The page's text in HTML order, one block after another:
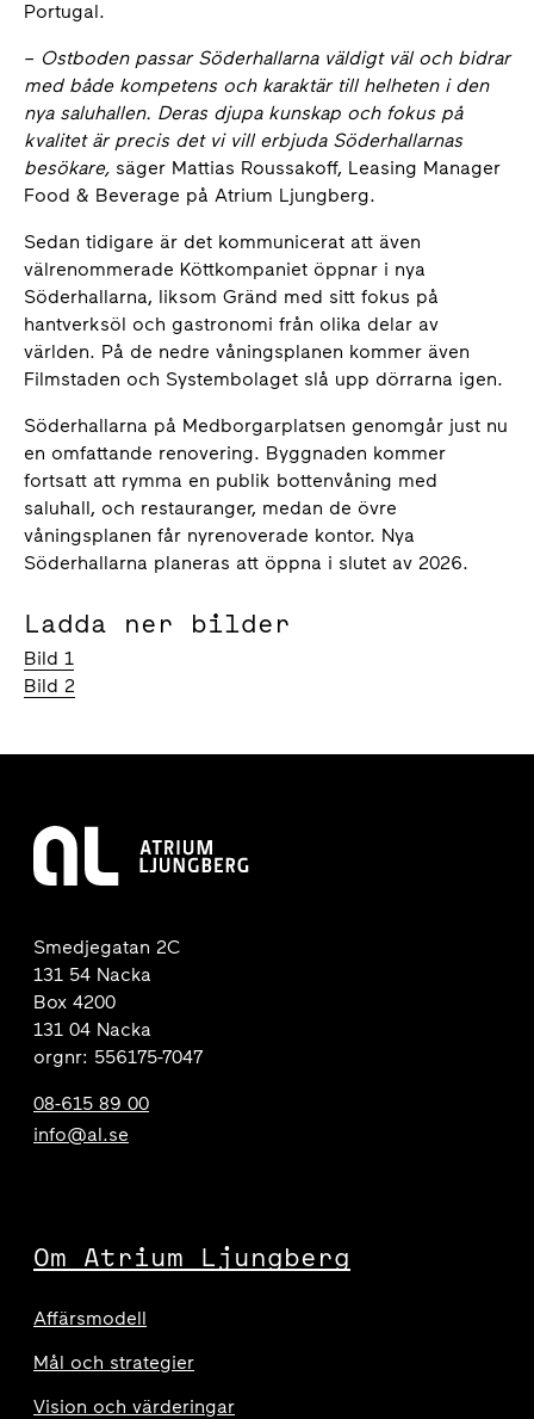
Portugal.
– Ostboden passar Söderhallarna väldigt väl och bidrar
med både kompetens och karaktär till helheten i den
nya saluhallen. Deras djupa kunskap och fokus på
kvalitet är precis det vi vill erbjuda Söderhallarnas
besökare, säger Mattias Roussakoff, Leasing Manager
Food & Beverage på Atrium Ljungberg.
Sedan tidigare är det kommunicerat att även
välrenommerade Köttkompaniet öppnar i nya
Söderhallarna, liksom Gränd med sitt fokus på
hantverksöl och gastronomi från olika delar av
världen. På de nedre våningsplanen kommer även
Filmstaden och Systembolaget slå upp dörrarna igen.
Söderhallarna på Medborgarplatsen genomgår just nu
en omfattande renovering. Byggnaden kommer
fortsatt att rymma en publik bottenvåning med
saluhall, och restauranger, medan de övre
våningsplanen får nyrenoverade kontor. Nya
Söderhallarna planeras att öppna i slutet av 2026.
Ladda ner bilder
Bild 1
Bild 2
Smedjegatan 2C
131 54 Nacka
Box 4200
131 04 Nacka
orgnr: 556175-7047
08-615 89 00
info@al.se
Om Atrium Ljungberg
Affärsmodell
Mål och strategier
Vision och värderingar